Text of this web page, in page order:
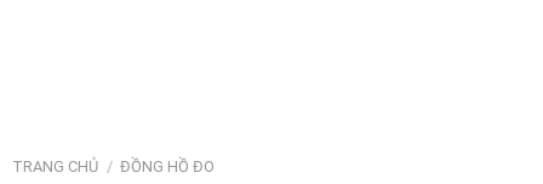
TRANG CHỦ / ĐỒNG HỒ ĐO